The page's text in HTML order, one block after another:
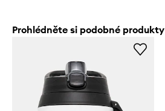
Prohlédněte si podobné produkty